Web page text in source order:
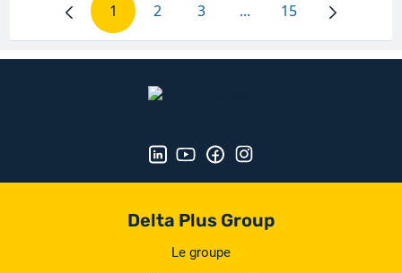
Page
1 Page
2 Page
3 ...Pages intermédiaires
Page
15
Delta Plus Group
Le groupe